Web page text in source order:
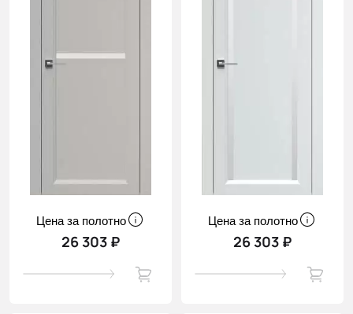
Цена за полотно
26 303 ₽
Цена за полотно
26 303 ₽